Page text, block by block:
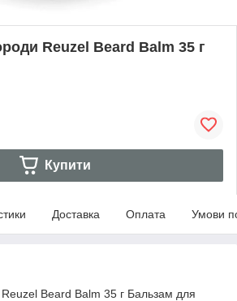
Reuzel Beard Balm 35 г
Купити
Доставка Оплата Умови
Beard Balm 35 г Бальзам для